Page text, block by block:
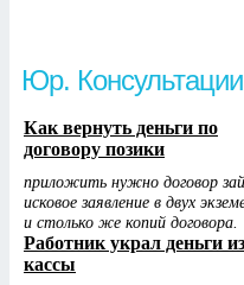
Юр. Консультации